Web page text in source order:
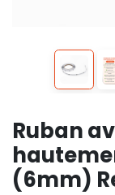
Ruban
(6mm)